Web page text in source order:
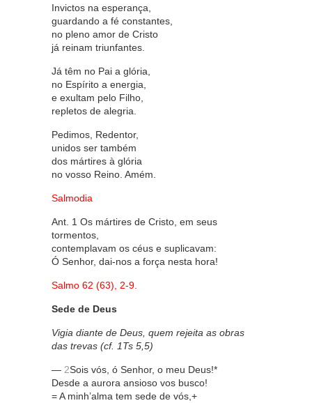
Invictos na esperança,
guardando a fé constantes,
no pleno amor de Cristo
já reinam triunfantes.
Já têm no Pai a glória,
no Espírito a energia,
e exultam pelo Filho,
repletos de alegria.
Pedimos, Redentor,
unidos ser também
dos mártires à glória
no vosso Reino. Amém.
Salmodia
Ant. 1 Os mártires de Cristo, em seus
tormentos,
contemplavam os céus e suplicavam:
Ó Senhor, dai-nos a força nesta hora!
Salmo 62 (63), 2-9.
Sede de Deus
Vigia diante de Deus, quem rejeita as obras
das trevas (cf. 1Ts 5,5)
— 2Sois vós, ó Senhor, o meu Deus!*
Desde a aurora ansioso vos busco!
= A minh’alma tem sede de vós,+